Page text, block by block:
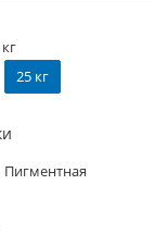
25 кг
Пигментная